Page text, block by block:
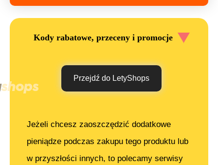
Kody rabatowe, przeceny i promocje
Przejdź do LetyShops
Jeżeli chcesz zaoszczędzić dodatkowe
pieniądze podczas zakupu tego produktu lub
w przyszłości innych, to polecamy serwisy